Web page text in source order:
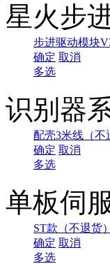
星火步
步进驱动模块
确定 取消
多选
识别器
配壳3米线（不
确定 取消
多选
单板伺
ST款（不退货）
确定 取消
多选